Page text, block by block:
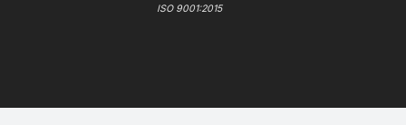
ISO 9001:2015